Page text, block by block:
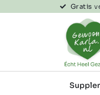
Gratis